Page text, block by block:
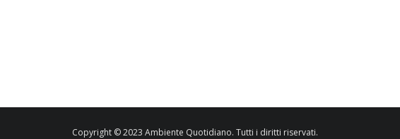
Copyright © 2023 Ambiente Quotidiano. Tutti i diritti riservati.